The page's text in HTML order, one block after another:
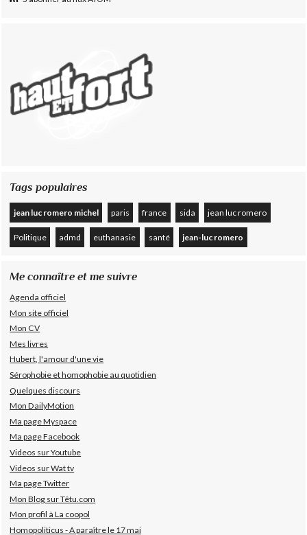
Tags populaires
jean luc romero michel paris france sida jean luc romero
Politique admd euthanasie santé jean-luc romero
Me connaître et me suivre
Agenda officiel
Mon site officiel
Mon CV
Mes livres
Hubert, l'amour d'une vie
Sérophobie et homophobie au quotidien
Quelques discours
Mon DailyMotion
Ma page Myspace
Ma page Facebook
Videos sur Youtube
Videos sur Wat tv
Ma page Twitter
Mon Blog sur Têtu.com
Mon profil à La coopol
Homopoliticus - A paraître le 17 mai